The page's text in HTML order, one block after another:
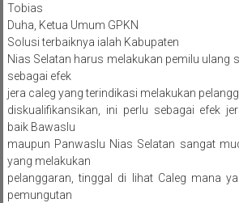
Tobias
Duha, Ketua Umum GPKN
Solusi terbaiknya ialah Kabupaten
Nias Selatan harus melakukan pemilu ulang
sebagai efek
jera caleg yang terindikasi melakukan
diskualifikansikan, ini perlu sebagai efek
baik Bawaslu
maupun Panwaslu Nias Selatan sangat
yang melakukan
pelanggaran, tinggal di lihat Caleg mana
pemungutan